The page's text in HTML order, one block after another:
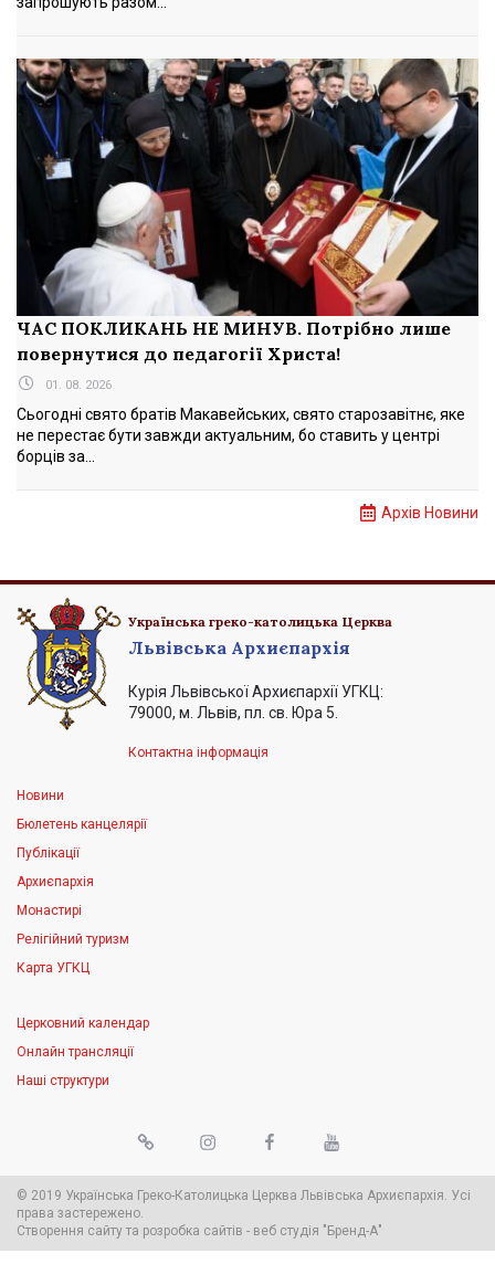
ЧАС ПОКЛИКАНЬ НЕ МИНУВ. Потрібно лише
повернутися до педагогії Христа!
01. 08. 2026
Сьогодні свято братів Макавейських, свято старозавітнє, яке
не перестає бути завжди актуальним, бо ставить у центрі
борців за...
Архів Новини
Українська греко-католицька Церква
Львівська Архиєпархія
Курія Львівської Архиєпархії УГКЦ:
79000, м. Львів, пл. св. Юра 5.
Контактна інформація
Новини
Бюлетень канцелярії
Публікації
Архиєпархія
Монастирі
Релігійний туризм
Карта УГКЦ
Церковний календар
Онлайн трансляції
Наші структури
© 2019 Українська Греко-Католицька Церква Львівська Архиєпархія. Усі
права застережено.
Створення сайту та розробка сайтів - веб студія "Бренд-А"